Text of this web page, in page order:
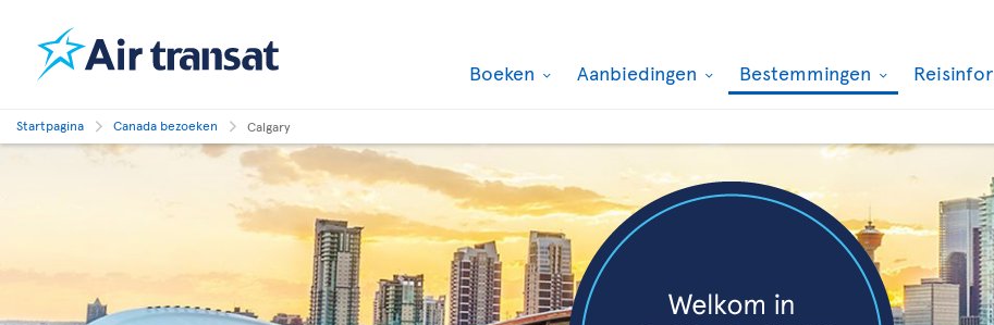
Boeken Aanbiedingen Bestemmingen
Startpagina Canada bezoeken Calgary